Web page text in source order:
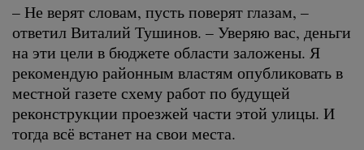
– Не верят словам, пусть поверят глазам, –
ответил Виталий Тушинов. – Уверяю вас, деньги
на эти цели в бюджете области заложены. Я
рекомендую районным властям опубликовать в
местной газете схему работ по будущей
реконструкции проезжей части этой улицы. И
тогда всё встанет на свои места.